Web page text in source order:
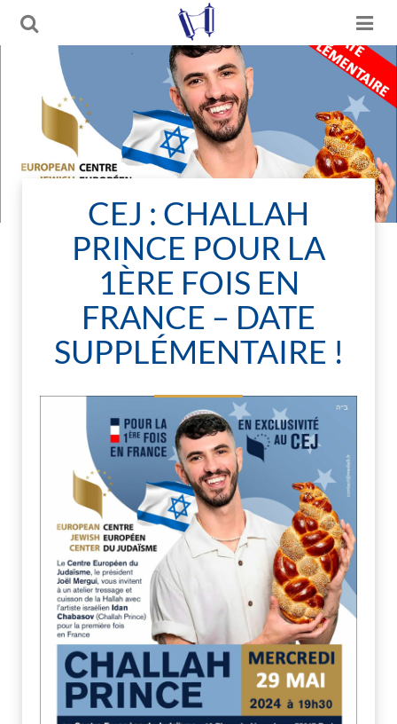
CEJ : CHALLAH
PRINCE POUR LA
1ÈRE FOIS EN
FRANCE – DATE
SUPPLÉMENTAIRE !